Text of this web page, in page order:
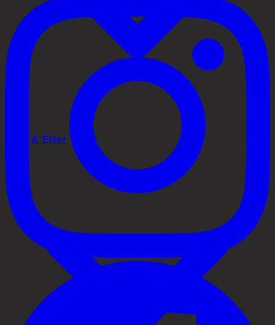
Före & Efter